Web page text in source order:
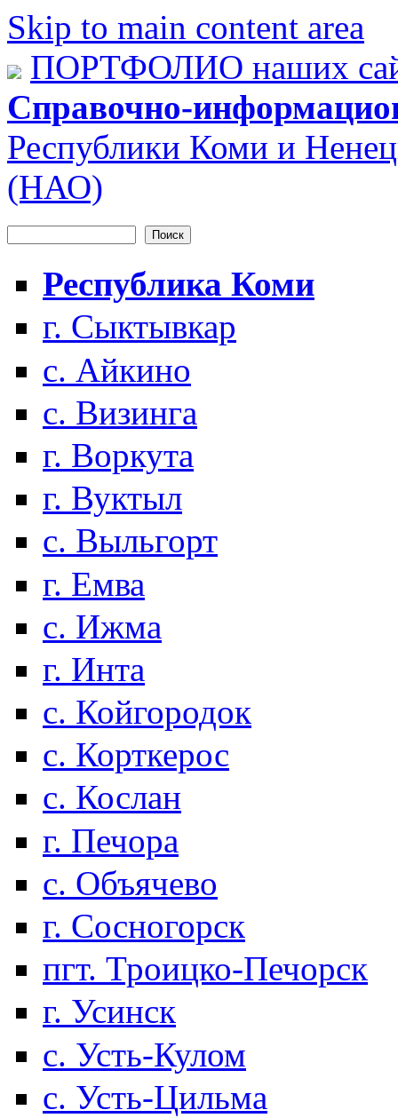
Skip to main content area
ПОРТФОЛИО наших
Справочно-
Республики Коми и
(НАО)
Форма поиска
Республика Коми
г. Сыктывкар
с. Айкино
с. Визинга
г. Воркута
г. Вуктыл
с. Выльгорт
г. Емва
с. Ижма
г. Инта
с. Койгородок
с. Корткерос
с. Кослан
г. Печора
с. Объячево
г. Сосногорск
пгт. Троицко-Печорск
г. Усинск
с. Усть-Кулом
с. Усть-Цильма